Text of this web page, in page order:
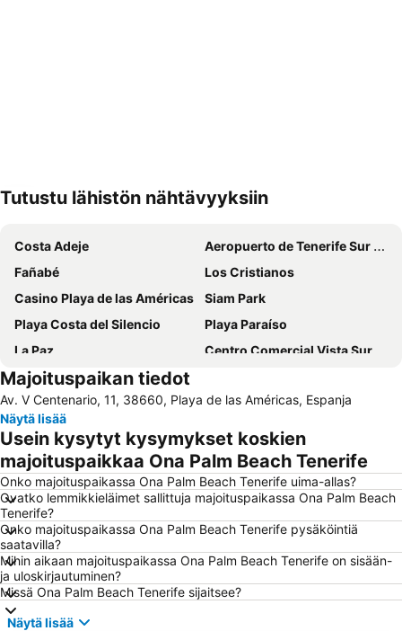
Tutustu lähistön nähtävyyksiin
Costa Adeje
Aeropuerto de Tenerife Sur Reina Sofía
Fañabé
Los Cristianos
Casino Playa de las Américas
Siam Park
Playa Costa del Silencio
Playa Paraíso
La Paz
Centro Comercial Vista Sur
Amarilla Golf
Costa Adeje-El
Punta Brava
Puerto Colón
Teide National Park
Centro
Plaza del Charco
Lago Martiánez
Playa de Las Vistas
Puerto de Los Gigantes
Acantilados de los Gigantes
Playa Martiánez
Del Duque
El Puerto
Troya I y II
La Caleta
Tenerife Pearl
Puertito de Armeñime
Majoituspaikan tiedot
Av. V Centenario, 11, 38660, Playa de las Américas, Espanja
Näytä lisää
Usein kysytyt kysymykset koskien
majoituspaikkaa Ona Palm Beach Tenerife
Onko majoituspaikassa Ona Palm Beach Tenerife uima-allas?
Ovatko lemmikkieläimet sallittuja majoituspaikassa Ona Palm Beach
Tenerife?
Onko majoituspaikassa Ona Palm Beach Tenerife pysäköintiä
saatavilla?
Mihin aikaan majoituspaikassa Ona Palm Beach Tenerife on sisään-
ja uloskirjautuminen?
Missä Ona Palm Beach Tenerife sijaitsee?
Näytä lisää